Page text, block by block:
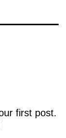
first post.